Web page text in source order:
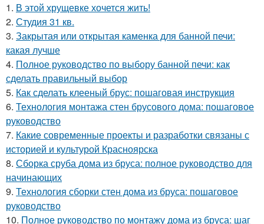
1. В этой хрущевке хочется жить!
2. Студия 31 кв.
3. Закрытая или открытая каменка для банной печи:
какая лучше
4. Полное руководство по выбору банной печи: как
сделать правильный выбор
5. Как сделать клееный брус: пошаговая инструкция
6. Технология монтажа стен брусового дома: пошаговое
руководство
7. Какие современные проекты и разработки связаны с
историей и культурой Красноярска
8. Сборка сруба дома из бруса: полное руководство для
начинающих
9. Технология сборки стен дома из бруса: пошаговое
руководство
10. Полное руководство по монтажу дома из бруса: шаг